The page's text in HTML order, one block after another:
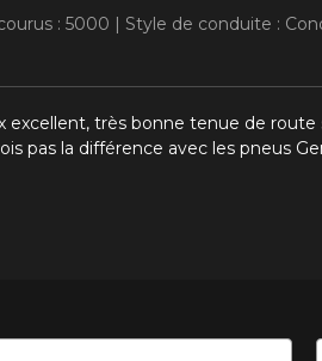
: 5000 | Style de conduite :
très bonne tenue de route
pas la différence avec les pneus